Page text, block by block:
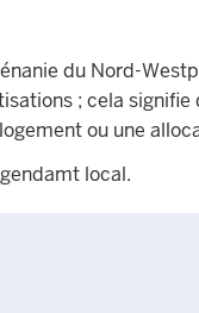
du Nord-
; cela
ou une
local.